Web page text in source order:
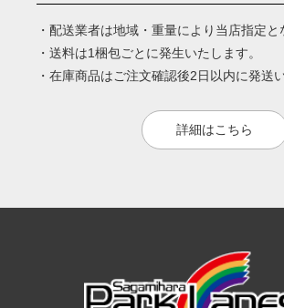
・配送業者は地域・重量により当店指定と
・送料は1梱包ごとに発生いたします。
・在庫商品はご注文確認後2日以内に発送
詳細はこちら